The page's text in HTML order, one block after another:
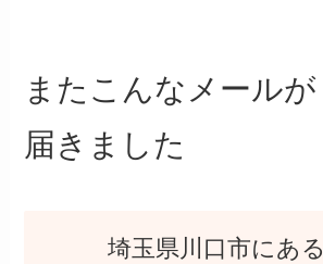
またこんなメールが
届きました
埼玉県川口市にある